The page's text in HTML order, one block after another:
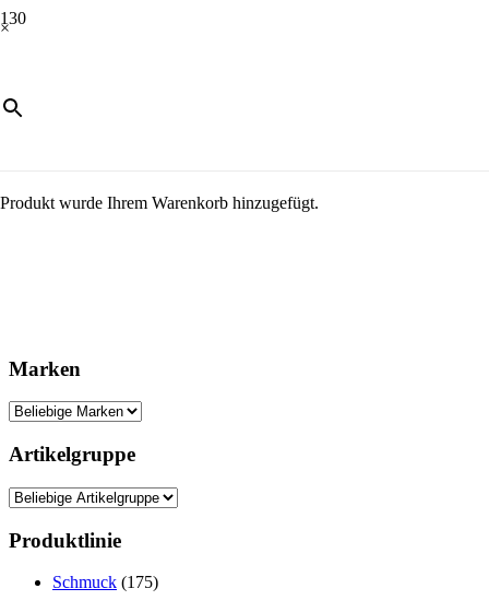
×
Produkt wurde Ihrem Warenkorb hinzugefügt.
Marken
Artikelgruppe
Produktlinie
Schmuck (175)